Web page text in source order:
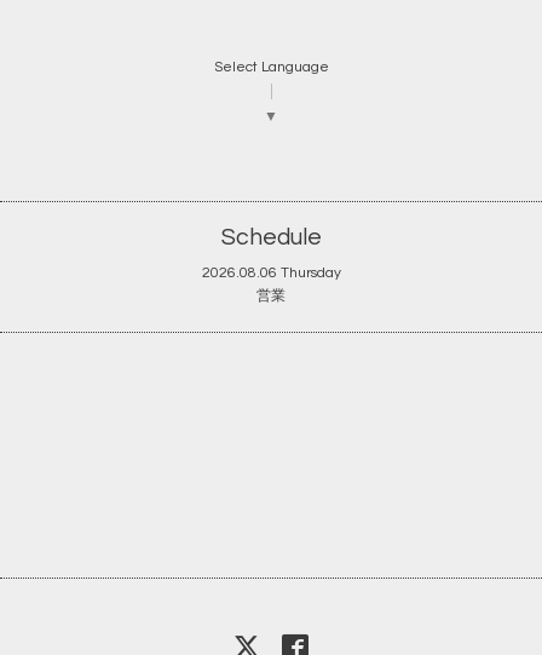
Select Language
▼
Schedule
2026.08.06 Thursday
営業